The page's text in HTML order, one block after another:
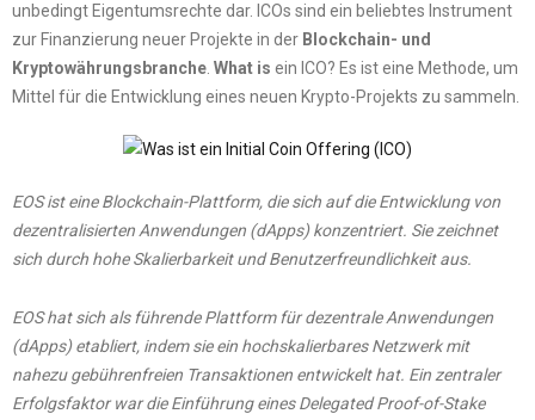
unbedingt Eigentumsrechte dar. ICOs sind ein beliebtes Instrument
zur Finanzierung neuer Projekte in der Blockchain- und
Kryptowährungsbranche What is ein ICO? Es ist eine Methode, um
Mittel für die Entwicklung eines neuen Krypto-Projekts zu sammeln.
EOS ist eine Blockchain-Plattform, die sich auf die Entwicklung von
dezentralisierten Anwendungen (dApps) konzentriert. Sie zeichnet
sich durch hohe Skalierbarkeit und Benutzerfreundlichkeit aus.
EOS hat sich als führende Plattform für dezentrale Anwendungen
(dApps) etabliert, indem sie ein hochskalierbares Netzwerk mit
nahezu gebührenfreien Transaktionen entwickelt hat. Ein zentraler
Erfolgsfaktor war die Einführung eines Delegated Proof-of-Stake